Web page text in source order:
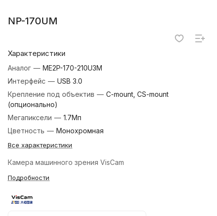
NP-170UM
Характеристики
Аналог — ME2P-170-210U3M
Интерфейс — USB 3.0
Крепление под объектив — C-mount, CS-mount
(опционально)
Мегапиксели — 1.7Мп
Цветность — Монохромная
Все характеристики
Камера машинного зрения VisCam
Подробности